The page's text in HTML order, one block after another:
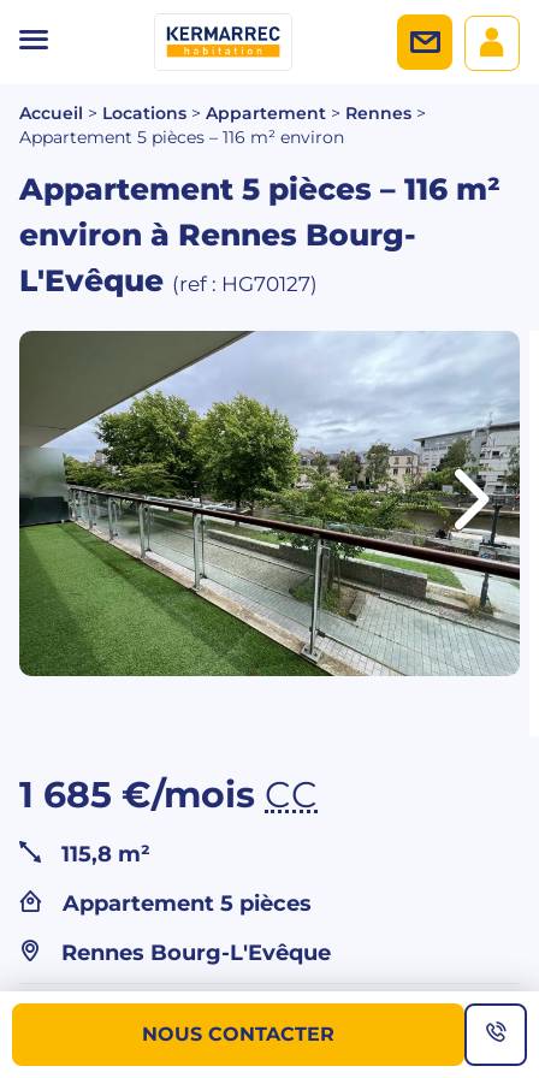
Accueil > Locations > Appartement > Rennes >
Appartement 5 pièces – 116 m² environ
Appartement 5 pièces – 116 m²
environ à Rennes Bourg-
L'Evêque (ref : HG70127)
1 685 €/mois CC
115,8 m²
Appartement 5 pièces
Rennes Bourg-L'Evêque
plus d’informations sur ce bien ?
NOUS CONTACTER